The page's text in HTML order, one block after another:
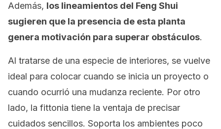
Además, los lineamientos del Feng Shui
sugieren que la presencia de esta planta
genera motivación para superar obstáculos.
Al tratarse de una especie de interiores, se vuelve
ideal para colocar cuando se inicia un proyecto o
cuando ocurrió una mudanza reciente. Por otro
lado, la fittonia tiene la ventaja de precisar
cuidados sencillos. Soporta los ambientes poco